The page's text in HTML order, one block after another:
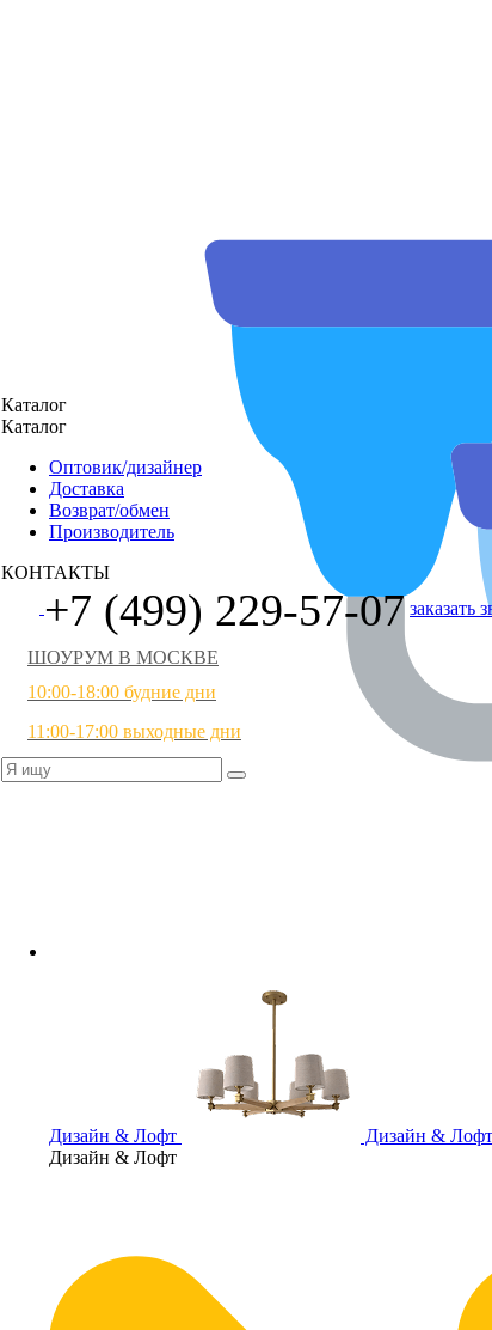
Дизайн & Лофт
Дизайн & Лофт
Дизайн & Лофт
Каталог
Каталог
Оптовик/дизайнер
Доставка
Возврат/обмен
Производитель
КОНТАКТЫ
+7 (499) 229-57-07 заказать
ШОУРУМ В МОСКВЕ
10:00-18:00 будние дни
11:00-17:00 выходные дни